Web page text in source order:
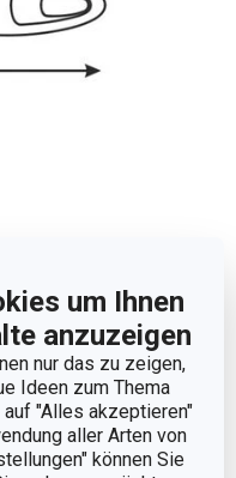
um Ihnen
anzuzeigen
nur das zu zeigen,
Ideen zum Thema
auf "Alles akzeptieren"
aller Arten von
können Sie
16
und Sommelier